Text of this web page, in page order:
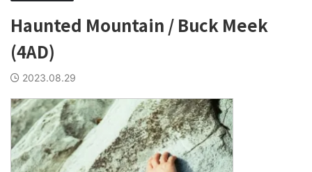
Haunted Mountain / Buck Meek
(4AD)
2023.08.29